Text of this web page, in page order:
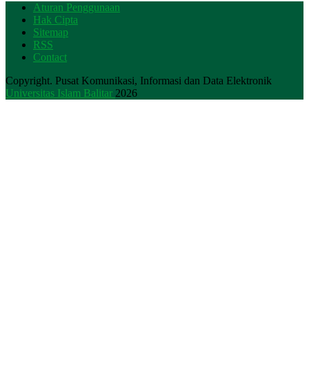
Aturan Penggunaan
Hak Cipta
Sitemap
RSS
Contact
Copyright. Pusat Komunikasi, Informasi dan Data Elektronik
Universitas Islam Balitar 2026